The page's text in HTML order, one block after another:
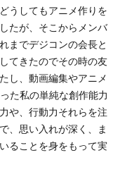
うしてもアニメ作りを
たが、そこからメンバ
までデジコンの会長と
てきたのでその時の友
し、動画編集やアニメ
た私の単純な創作能力
や、行動力それらを注
、思い入れが深く、ま
ることを身をもって実